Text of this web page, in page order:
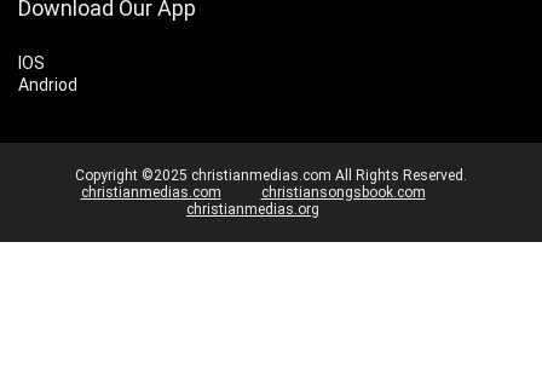
Download Our App
IOS
Andriod
Copyright ©2025 christianmedias.com All Rights Reserved.
christianmedias.com
christiansongsbook.com
christianmedias.org